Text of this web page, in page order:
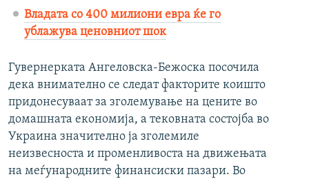
Владата со 400 милиони евра ќе го
ублажува ценовниот шок
Гувернерката Ангеловска-Бежоска посочила
дека внимателно се следат факторите коишто
придонесуваат за зголемување на цените во
домашната економија, а тековната состојба во
Украина значително ја зголемиле
неизвесноста и променливоста на движењата
на меѓународните финансиски пазари. Во